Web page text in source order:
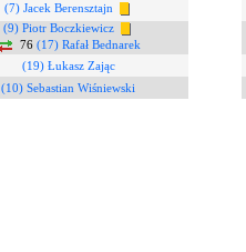
(7) Jacek Berensztajn
(9) Piotr Boczkiewicz
76 (17) Rafał Bednarek
(19) Łukasz Zając
(10) Sebastian Wiśniewski